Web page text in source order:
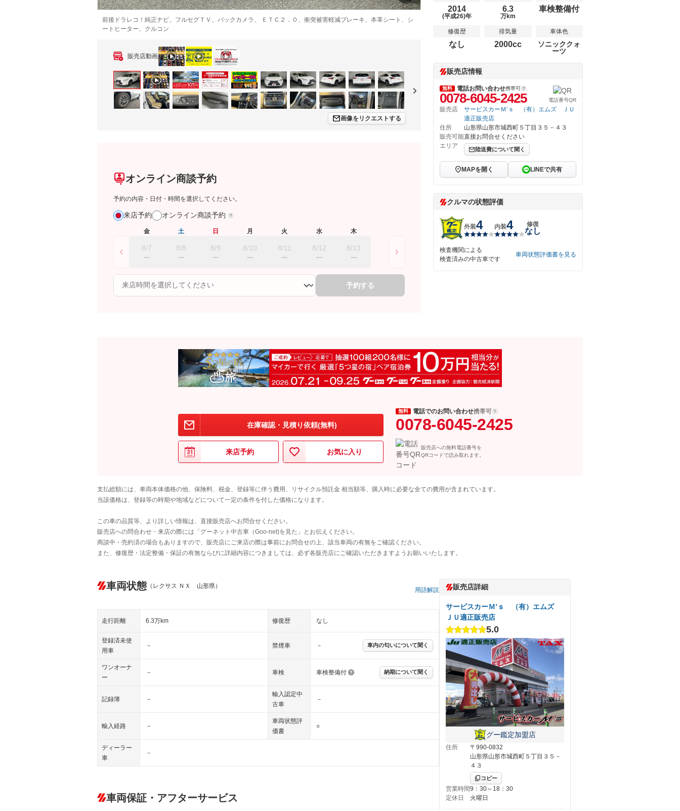
前後ドラレコ！純正ナビ、フルセグＴＶ、バックカメラ、 ＥＴＣ２．０、衝突被害軽減ブレーキ、本革シート、シ
ートヒーター、クルコン
販売店動画
画像をリクエストする
オンライン商談予約
予約の内容・日付・時間を選択してください。
来店予約 オンライン商談予約
金
8/7
土
8/8
日
8/9
月
8/10
火
8/11
水
8/12
木
8/13
予約する
2014
(平成26)年
6.3
万km
車検整備付
修復歴
なし
排気量
2000cc
車体色
ソニッククォ
ーツ
販売店情報
無料 電話お問い合わせ携帯可
0078-6045-2425 電話番号QR
販売店
サービスカーＭ’ｓ （有）エムズ ＪＵ
適正販売店
住所
山形県山形市城西町５丁目３５－４３
販売可能
エリア
直接お問合せください
陸送費について聞く
MAPを開く LINEで共有
クルマの状態評価
外装4 内装4 修復
なし
検査機関による
検査済みの中古車です
車両状態評価書を見る
在庫確認・見積り依頼(無料)
来店予約 お気に入り
無料 電話でのお問い合わせ携帯可
0078-6045-2425
販売店への無料電話番号を
QRコードで読み取れます。
支払総額には、車両本体価格の他、保険料、税金、登録等に伴う費用、リサイクル預託金 相当額等、購入時に必要な全ての費用が含まれています。
当該価格は、登録等の時期や地域などについて一定の条件を付した価格になります。
この車の品質等、より詳しい情報は、直接販売店へお問合せください。
販売店への問合わせ・来店の際には「グーネット中古車（Goo-net)を見た」とお伝えください。
商談中・売約済の場合もありますので、販売店にご来店の際は事前にお問合せの上、該当車両の有無をご確認ください。
また、修復歴・法定整備・保証の有無ならびに詳細内容につきましては、必ず各販売店にご確認いただきますようお願いいたします。
車両状態 （レクサス ＮＸ 山形県）
用語解説
走行距離 6.3万km 修復歴 なし
登録済未使
用車
－ 禁煙車 － 車内の匂いについて聞く
ワンオーナ
ー
－ 車検 車検整備付 納期について聞く
記録簿 －
輸入認定中
古車
－
輸入経路 －
車両状態評
価書
○
ディーラー
車
－
車両保証・アフターサービス
販売店詳細
サービスカーＭ’ｓ （有）エムズ
ＪＵ適正販売店
5.0
グー鑑定加盟店
住所
〒990-0832
山形県山形市城西町５丁目３５－
４３
コピー
営業時間9：30～18：30
定休日
火曜日